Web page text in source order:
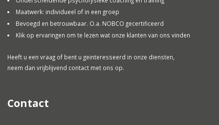
Maatwerk: individueel of in een groep
Bevoegd en betrouwbaar. O.a. NOBCO gecertificeerd
Klik op ervaringen om te lezen wat onze klanten van ons vinden
Heeft u een vraag of bent u geinteresseerd in onze diensten,
neem dan vrijblijvend contact met ons op.
Contact